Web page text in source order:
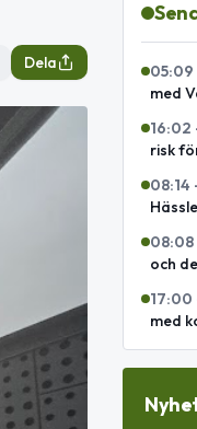
Dela 05:09
med
16:02
risk
08:14
08:08
och
17:00
med